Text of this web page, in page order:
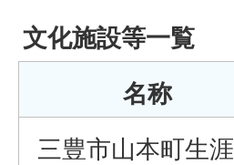
文化施設等一覧
名称
三豊市山本町生涯